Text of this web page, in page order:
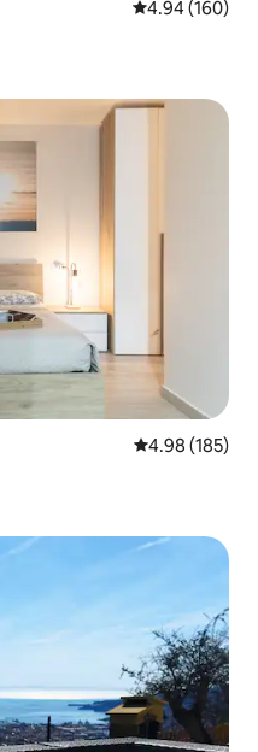
レビュー160
4.94 (160)
レビュー185
4.98 (185)